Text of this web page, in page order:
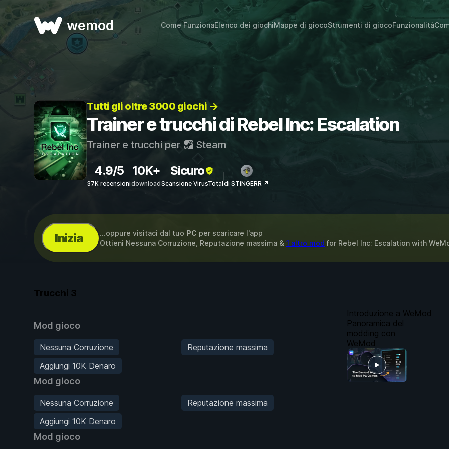
wemod Come FunzionaElenco dei giochiMappe di giocoStrumenti di giocoFunzionalità
Tutti gli oltre 3000 giochi →
Trainer e trucchi di Rebel Inc: Escalation
Trainer e trucchi per Steam
4.9/5
37K recensioni
10K+
download
Sicuro
Scansione VirusTotaldi STiNGERR ↗
Inizia ...oppure visitaci dal tuo PC per scaricare l'app
Ottieni Nessuna Corruzione, Reputazione massima & 1 altro mod for Rebel Inc: Escalation with
Trucchi 3
Mod gioco
Nessuna Corruzione
Reputazione massima
Aggiungi 10K Denaro
Mod gioco
Nessuna Corruzione
Reputazione massima
Aggiungi 10K Denaro
Mod gioco
Introduzione a WeMod
Panoramica del
modding con
WeMod